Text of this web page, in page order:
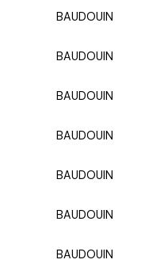
BAUDOUIN
BAUDOUIN
BAUDOUIN
BAUDOUIN
BAUDOUIN
BAUDOUIN
BAUDOUIN